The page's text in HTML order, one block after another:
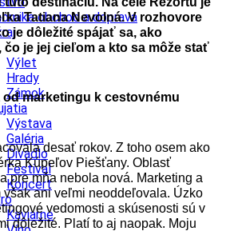
obchod a doprava
Výlet
Hrady
Zámok
Výstava
Galéria
Divadlo
Festival
Koncert
Kaviarne
Tatiana Nevolná. V rozhovore
je dôležité spájať sa, ako
je jej cieľom a kto sa môže stať
marketingu k cestovnému
desať rokov. Z toho osem ako
Kúpeľov Piešťany. Oblasť
pre mňa nebola nová. Marketing a
však ani veľmi neoddeľovala. Úzko
vedomosti a skúsenosti sú v
dôležité. Platí to aj naopak. Moju